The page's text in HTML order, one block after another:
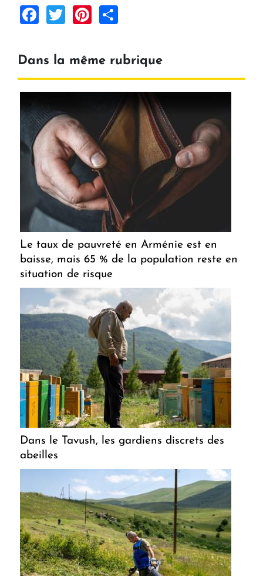
Facebook
TwitterPinterest
Dans la même rubrique
Le taux de pauvreté en Arménie est en
baisse, mais 65 % de la population reste en
situation de risque
Dans le Tavush, les gardiens discrets des
abeilles